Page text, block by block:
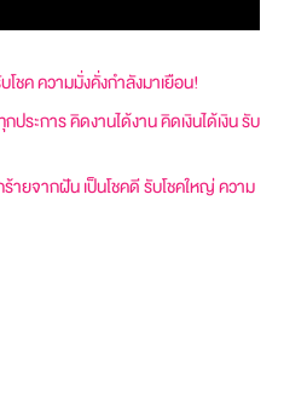
ชค ความมั่งคั่งกำลังมาเยือน!
ประการ คิดงานได้งาน คิดเงินได้เงิน รับ
ายจากฝัน เป็นโชคดี รับโชคใหญ่ ความ